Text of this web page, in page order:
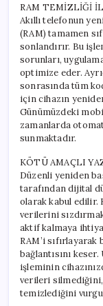
RAM TEMİZLİĞİ
Akıllı telefonun
(RAM) tamamen
sonlandırır. Bu
sorunları,
optimize eder.
sonrasında tüm
için cihazın
Günümüzdeki
zamanlarda
sunmaktadır.
KÖTÜ AMAÇLI
Düzenli yeniden
tarafından dijital
olarak kabul edilir.
verilerini
aktif kalmaya
RAM’i
bağlantısını
işleminin
verileri
temizlediğini